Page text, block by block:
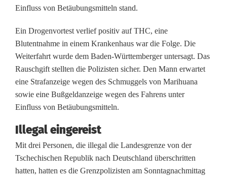
l
l
e
H
ä
n
d
e
v
Einfluss von Betäubungsmitteln stand.
Ein Drogenvortest verlief positiv auf THC, eine
Blutentnahme in einem Krankenhaus war die Folge. Die
Weiterfahrt wurde dem Baden-Württemberger untersagt. Das
Rauschgift stellten die Polizisten sicher. Den Mann erwartet
eine Strafanzeige wegen des Schmuggels von Marihuana
sowie eine Bußgeldanzeige wegen des Fahrens unter
Einfluss von Betäubungsmitteln.
Illegal eingereist
Mit drei Personen, die illegal die Landesgrenze von der
Tschechischen Republik nach Deutschland überschritten
hatten, hatten es die Grenzpolizisten am Sonntagnachmittag